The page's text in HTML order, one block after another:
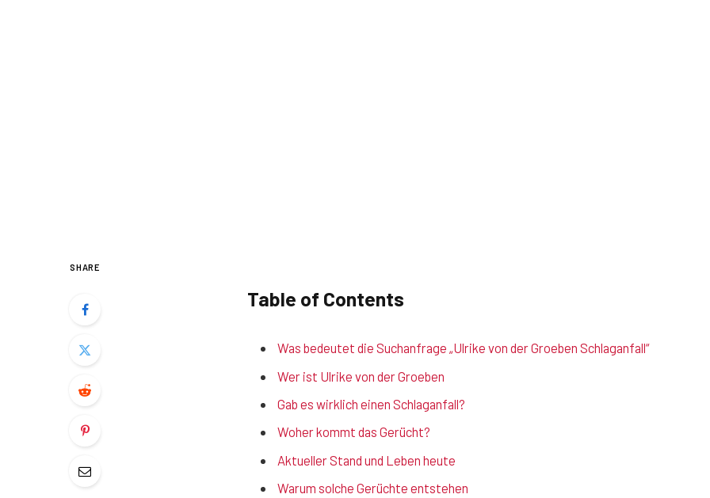
SHARE
Table of Contents
Was bedeutet die Suchanfrage „Ulrike von der Groeben Schlaganfall“
Wer ist Ulrike von der Groeben
Gab es wirklich einen Schlaganfall?
Woher kommt das Gerücht?
Aktueller Stand und Leben heute
Warum solche Gerüchte entstehen